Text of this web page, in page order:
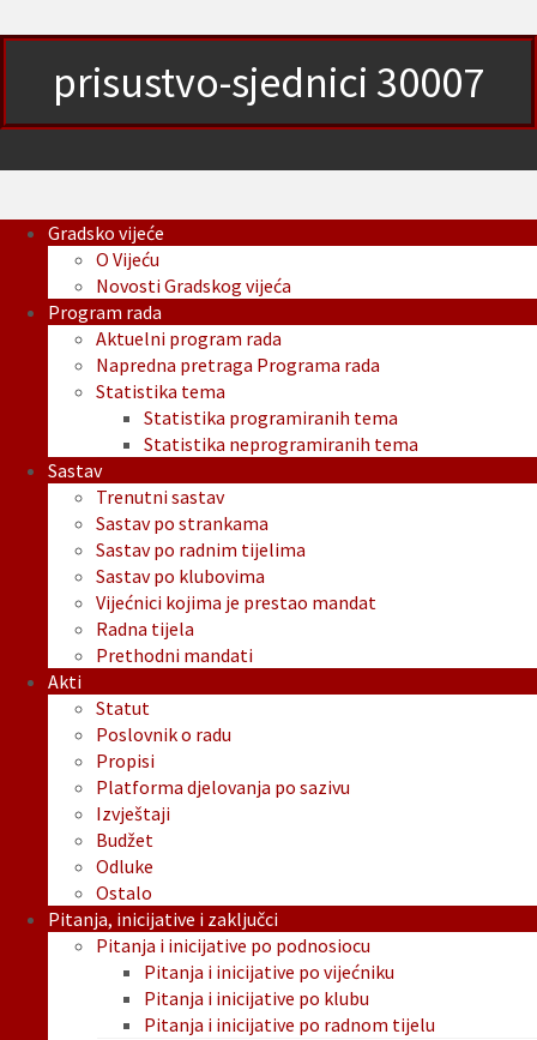
prisustvo-sjednici 30007
Gradsko vijeće
O Vijeću
Novosti Gradskog vijeća
Program rada
Aktuelni program rada
Napredna pretraga Programa rada
Statistika tema
Statistika programiranih tema
Statistika neprogramiranih tema
Sastav
Trenutni sastav
Sastav po strankama
Sastav po radnim tijelima
Sastav po klubovima
Vijećnici kojima je prestao mandat
Radna tijela
Prethodni mandati
Akti
Statut
Poslovnik o radu
Propisi
Platforma djelovanja po sazivu
Izvještaji
Budžet
Odluke
Ostalo
Pitanja, inicijative i zaključci
Pitanja i inicijative po podnosiocu
Pitanja i inicijative po vijećniku
Pitanja i inicijative po klubu
Pitanja i inicijative po radnom tijelu